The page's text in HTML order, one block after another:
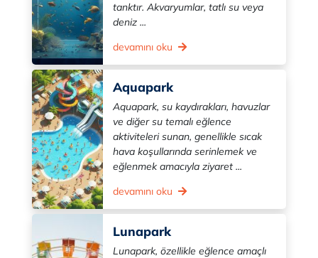
tanktır. Akvaryumlar, tatlı su veya
deniz ...
devamını oku
Aquapark
Aquapark, su kaydırakları, havuzlar
ve diğer su temalı eğlence
aktiviteleri sunan, genellikle sıcak
hava koşullarında serinlemek ve
eğlenmek amacıyla ziyaret ...
devamını oku
Lunapark
Lunapark, özellikle eğlence amaçlı